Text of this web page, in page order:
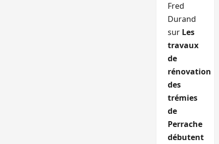
Fred
Durand
sur Les
travaux
de
rénovation
des
trémies
de
Perrache
débutent